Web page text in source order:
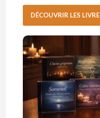
DÉCOUVRIR LES